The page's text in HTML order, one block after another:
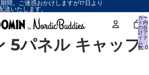
間。ご迷惑おかけしますが17日より
送いたします。
カー
ト内
の合
計ア
イテ
ム
数: 0
5パネル キャップ